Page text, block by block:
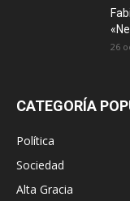
26
CATEGORÍA
Política
Sociedad
Alta Gracia